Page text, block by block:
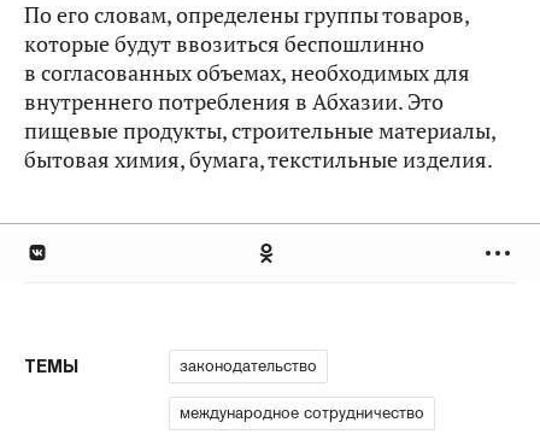
По его словам, определены группы товаров,
которые будут ввозиться беспошлинно
в согласованных объемах, необходимых для
внутреннего потребления в Абхазии. Это
пищевые продукты, строительные материалы,
бытовая химия, бумага, текстильные изделия.
ТЕМЫ законодательство
международное сотрудничество